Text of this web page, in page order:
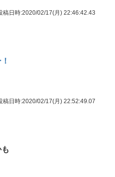
稿日時:2020/02/17(月) 22:46:42.43
稿日時:2020/02/17(月) 22:52:49.07